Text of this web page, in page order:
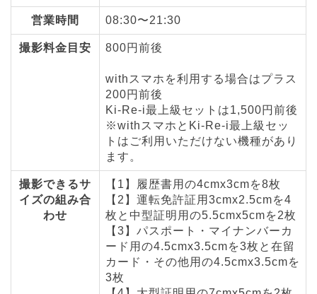
営業時間 08:30〜21:30
撮影料金目安 800円前後
withスマホを利用する場合はプラス
200円前後
Ki-Re-i最上級セットは1,500円前後
※withスマホとKi-Re-i最上級セッ
トはご利用いただけない機種があり
ます。
撮影できるサ
イズの組み合
わせ
【1】履歴書用の4cmx3cmを8枚
【2】運転免許証用3cmx2.5cmを4
枚と中型証明用の5.5cmx5cmを2枚
【3】パスポート・マイナンバーカ
ード用の4.5cmx3.5cmを3枚と在留
カード・その他用の4.5cmx3.5cmを
3枚